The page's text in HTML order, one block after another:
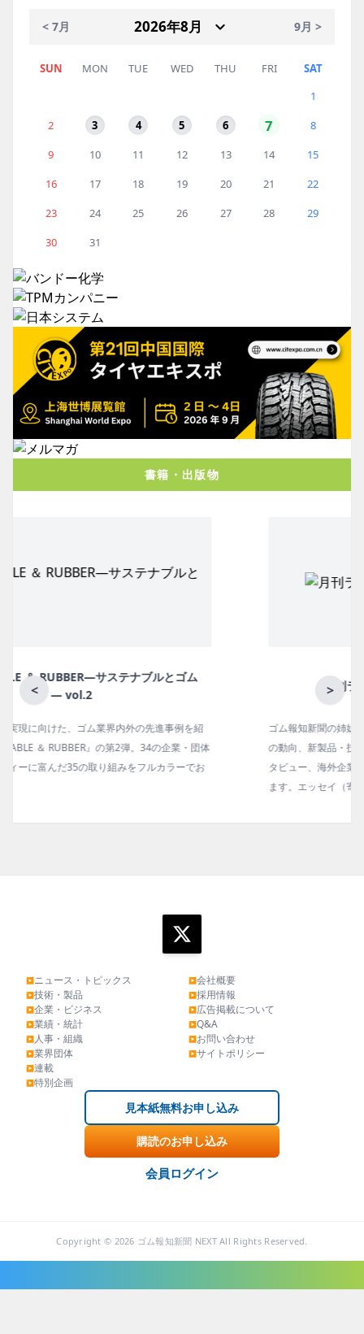
< 7月 9月 >
SUN MON TUE WED THU FRI
SAT
1
2
3 4 5 6 7
8
9
10 11 12 13 14
15
16
17 18 19 20 21
22
23
24 25 26 27 28
29
30
31
書籍・出版物
< >
月刊ラバーインダストリー／単品
ゴム報知新聞の姉妹誌。ゴム・エラストマー製品・市場分野別
の動向、新製品・技術、原材料動向、設備・機械の紹介、イン
タビュー、海外企業情報、統計などをコンパクトに掲載してい
▶ ニュース・トピックス
▶ 技術・製品
▶ 企業・ビジネス
▶ 業績・統計
▶ 人事・組織
▶ 業界団体
▶ 連載
▶ 特別企画
▶ 会社概要
▶ 採用情報
▶ 広告掲載について
▶ Q&A
▶ お問い合わせ
▶ サイトポリシー
見本紙無料お申し込み
購読のお申し込み
会員ログイン
Copyright © 2026 ゴム報知新聞 NEXT All Rights Reserved.